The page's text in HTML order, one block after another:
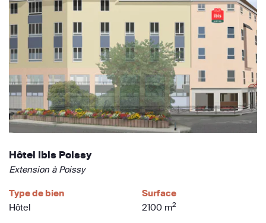
Hôtel Ibis Poissy
Extension à Poissy
Type de bien
Hôtel
Surface
2100 m2